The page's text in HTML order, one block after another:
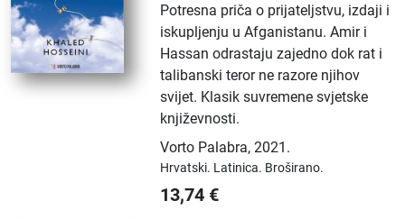
Potresna priča o prijateljstvu, izdaji i
iskupljenju u Afganistanu. Amir i
Hassan odrastaju zajedno dok rat i
talibanski teror ne razore njihov
svijet. Klasik suvremene svjetske
književnosti.
Vorto Palabra,2021.
Hrvatski. Latinica. Broširano.
13,74 €